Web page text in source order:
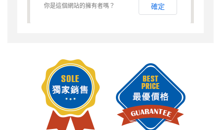
你是這個網站的擁有者嗎？ 確定